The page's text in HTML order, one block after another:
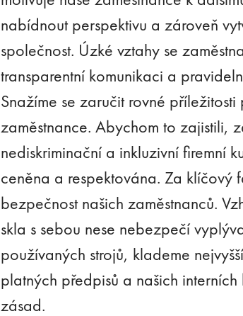
nabídnout perspektivu a zároveň
společnost. Úzké vztahy se
transparentní komunikaci a
Snažíme se zaručit rovné příležitosti
zaměstnance. Abychom to zajistili,
nediskriminační a inkluzivní firemní
ceněna a respektována. Za klíčový
bezpečnost našich zaměstnanců.
skla s sebou nese nebezpečí
používaných strojů, klademe
platných předpisů a našich
zásad.